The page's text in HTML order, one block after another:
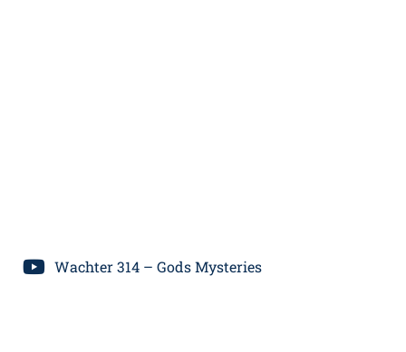
Wachter 314 – Gods Mysteries